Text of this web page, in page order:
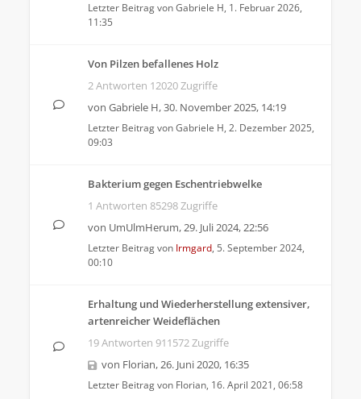
Letzter Beitrag vonGabriele H, 1. Februar 2026,
11:35
Von Pilzen befallenes Holz
2 Antworten 12020 Zugriffe
von Gabriele H,30. November 2025, 14:19
Letzter Beitrag vonGabriele H, 2. Dezember 2025,
09:03
Bakterium gegen Eschentriebwelke
1 Antworten 85298 Zugriffe
von UmUlmHerum,29. Juli 2024, 22:56
Letzter Beitrag von Irmgard, 5. September 2024,
00:10
Erhaltung und Wiederherstellung extensiver,
artenreicher Weideflächen
19 Antworten 911572 Zugriffe
von Florian,26. Juni 2020, 16:35
Letzter Beitrag von Florian, 16. April 2021, 06:58